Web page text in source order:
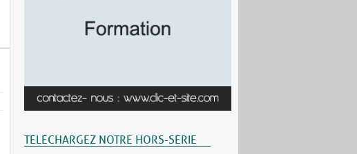
TÉLÉCHARGEZ NOTRE HORS-SÉRIE